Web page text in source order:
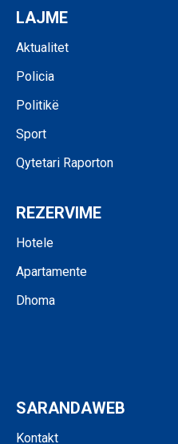
LAJME
Aktualitet
Policia
Politikë
Sport
Qytetari Raporton
REZERVIME
Hotele
Apartamente
Dhoma
SARANDAWEB
Kontakt